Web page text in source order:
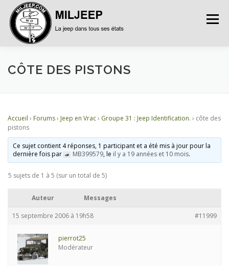
Menu
ACCUEIL ARTICLES PETITES ANNONCES
DOCUMENTATIONS FORUMS S’INSCRIRE
CONNEXION
CÔTE DES PISTONS
Accueil › Forums› Jeep en Vrac› Groupe 31 : Jeep Identification. › côte des
pistons
Ce sujet contient 4 réponses, 1 participant et a été mis à jour pour la
dernière fois par
MB399579, le il y a 19 années et 10 mois.
5 sujets de 1 à 5 (sur un total de 5)
Auteur Messages
15 septembre 2006 à 19h58 #11999
pierrot25
Modérateur